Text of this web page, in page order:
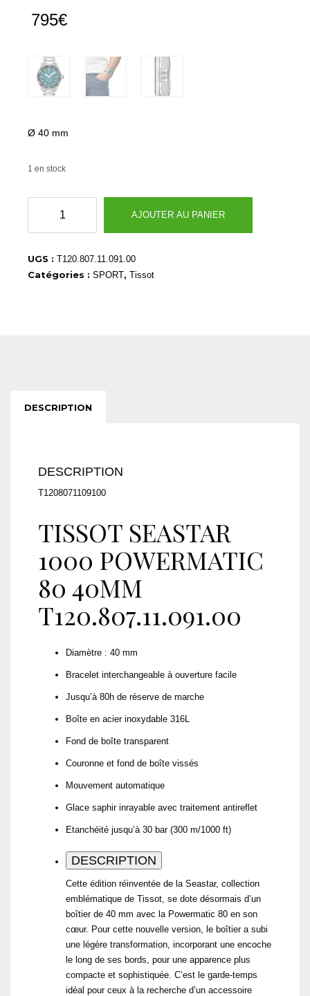
795€
Ø 40 mm
1 en stock
T1208071109100
AJOUTER AU PANIER
UGS : T120.807.11.091.00
Catégories : SPORT, Tissot
DESCRIPTION
DESCRIPTION
T1208071109100
TISSOT SEASTAR
1000 POWERMATIC
80 40MM
T120.807.11.091.00
Diamètre : 40 mm
Bracelet interchangeable à ouverture facile
Jusqu’à 80h de réserve de marche
Boîte en acier inoxydable 316L
Fond de boîte transparent
Couronne et fond de boîte vissés
Mouvement automatique
Glace saphir inrayable avec traitement antireflet
Etanchéité jusqu’à 30 bar (300 m/1000 ft)
DESCRIPTION
Cette édition réinventée de la Seastar, collection
emblématique de Tissot, se dote désormais d’un
boîtier de 40 mm avec la Powermatic 80 en son
cœur. Pour cette nouvelle version, le boîtier a subi
une légère transformation, incorporant une encoche
le long de ses bords, pour une apparence plus
compacte et sophistiquée. C’est le garde-temps
idéal pour ceux à la recherche d’un accessoire